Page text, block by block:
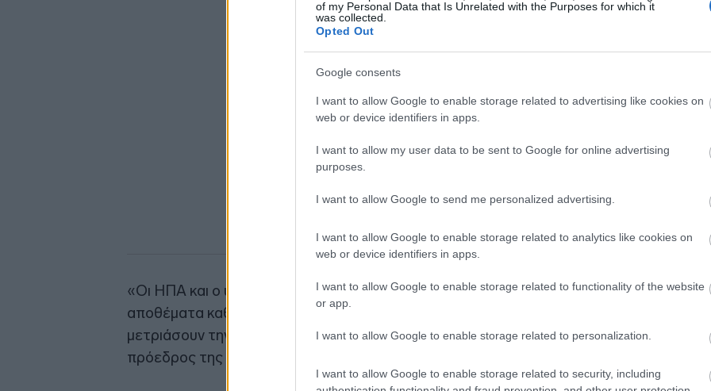
of my Personal Data that Is Unrelated with the Purposes for which it
was collected.
Opted Out
Google consents
I want to allow Google to enable storage related to advertising like cookies on
web or device identifiers in apps.
I want to allow my user data to be sent to Google for online advertising
purposes.
I want to allow Google to send me personalized advertising.
I want to allow Google to enable storage related to analytics like cookies on
web or device identifiers in apps.
I want to allow Google to enable storage related to functionality of the website
or app.
I want to allow Google to enable storage related to personalization.
I want to allow Google to enable storage related to security, including
«Οι ΗΠΑ και ο υπόλοιπος κόσμος συνεχίζουν να μειώνουν τα στρατηγικά
αποθέματα καθώς και τα εμπορικά αποθέματα, σε μια προσπάθεια να
μετριάσουν την αναστάτωση στη Μέση Ανατολή», δήλωσε ο Άντι Λίποφ,
πρόεδρος της Lipow Oil Associates.
15:12